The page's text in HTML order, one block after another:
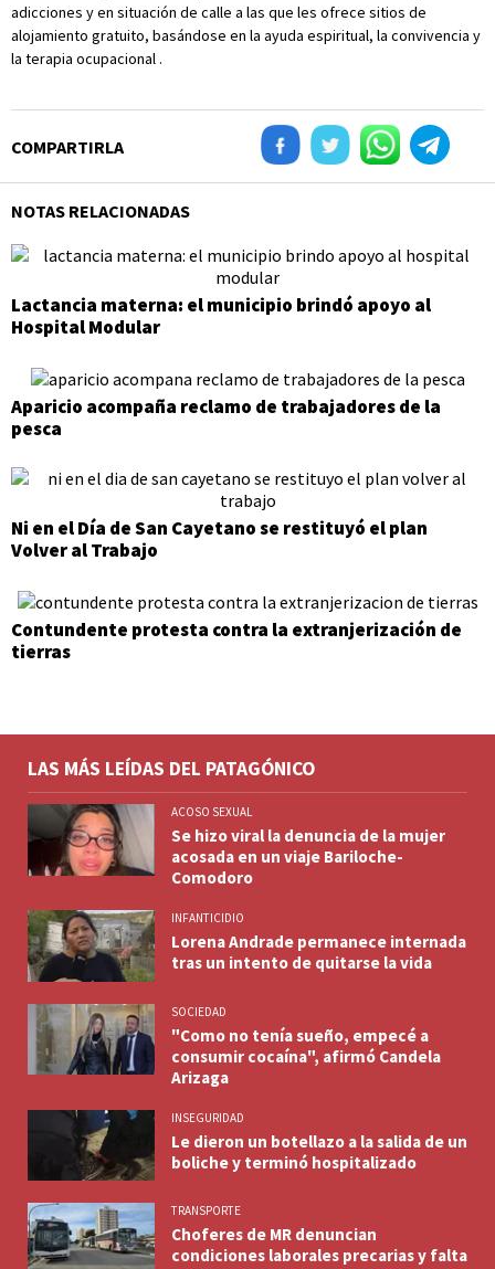
adicciones y en situación de calle a las que les ofrece sitios de
alojamiento gratuito, basándose en la ayuda espiritual, la convivencia y
la terapia ocupacional .
COMPARTIRLA
NOTAS RELACIONADAS
Lactancia materna: el municipio brindó apoyo al
Hospital Modular
Aparicio acompaña reclamo de trabajadores de la
pesca
Ni en el Día de San Cayetano se restituyó el plan
Volver al Trabajo
Contundente protesta contra la extranjerización de
tierras
LAS MÁS LEÍDAS DEL PATAGÓNICO
ACOSO SEXUAL
Se hizo viral la denuncia de la mujer
acosada en un viaje Bariloche-
Comodoro
INFANTICIDIO
Lorena Andrade permanece internada
tras un intento de quitarse la vida
SOCIEDAD
"Como no tenía sueño, empecé a
consumir cocaína", afirmó Candela
Arizaga
INSEGURIDAD
Le dieron un botellazo a la salida de un
boliche y terminó hospitalizado
TRANSPORTE
Choferes de MR denuncian
condiciones laborales precarias y falta